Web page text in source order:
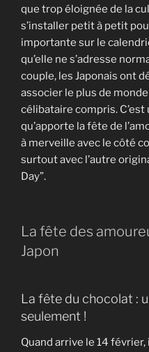
que trop éloignée de la
s’installer petit à petit
importante sur le
qu’elle ne s’adresse
couple, les Japonais ont
associer le plus de
célibataire compris.
qu’apporte la fête de
à merveille avec le côté
surtout avec l’autre
Day”.
La fête des
Japon
La fête du chocolat :
seulement !
Quand arrive le 14